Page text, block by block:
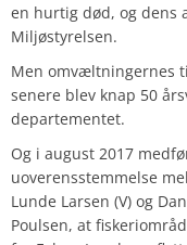
en hurtig død, og dens
Miljøstyrelsen.
Men omvæltningernes
senere blev knap 50
departementet.
Og i august 2017
uoverensstemmelse
Lunde Larsen (V) og
Poulsen, at